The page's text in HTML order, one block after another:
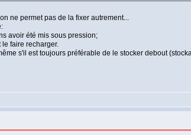
ne permet pas de la fixer autrement...
avoir été mis sous pression;
faire recharger.
s'il est toujours préférable de le stocker debout